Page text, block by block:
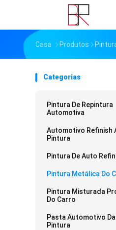
Casa Produtos
Categorias
Pintura De Repintura
Automotiva
Automotivo Refinish
Pintura
Pintura De Auto
Pintura Metálica Do
Pintura Misturada
Do Carro
Pasta Automotivo Da
Pintura